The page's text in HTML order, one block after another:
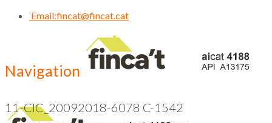
Email:fincat@fincat.cat
Navigation
11-CIC_20092018-6078 C-1542